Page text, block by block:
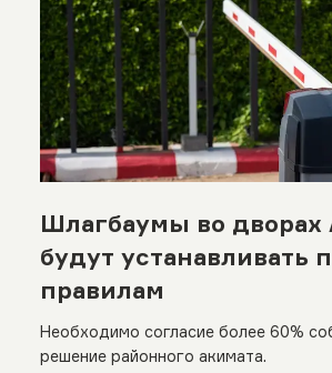
Шлагбаумы во дворах
будут устанавливать
правилам
Необходимо согласие более 60%
решение районного акимата.